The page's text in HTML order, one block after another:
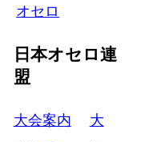
オセロ
日本オセロ連
盟
大会案内
大